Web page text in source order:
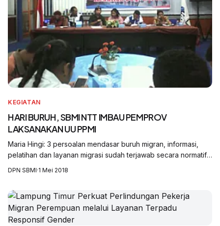
KEGIATAN
HARI BURUH, SBMI NTT IMBAU PEMPROV
LAKSANAKAN UU PPMI
Maria Hingi: 3 persoalan mendasar buruh migran, informasi,
pelatihan dan layanan migrasi sudah terjawab secara normatif
DPN SBMI·1 Mei 2018